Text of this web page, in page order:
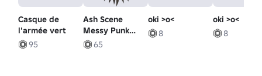
Casque de
l'armée vert
95
Ash Scene
Messy Punk
Emo Cheveux
65
oki >o<
8
oki >o<
8